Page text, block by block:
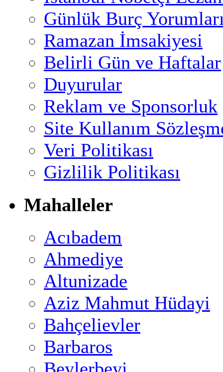
Günlük Burç
Ramazan İmsakiyesi
Belirli Gün ve Haftalar
Duyurular
Reklam ve Sponsorluk
Site Kullanım
Veri Politikası
Gizlilik Politikası
Mahalleler
Acıbadem
Ahmediye
Altunizade
Aziz Mahmut Hüdayi
Bahçelievler
Barbaros